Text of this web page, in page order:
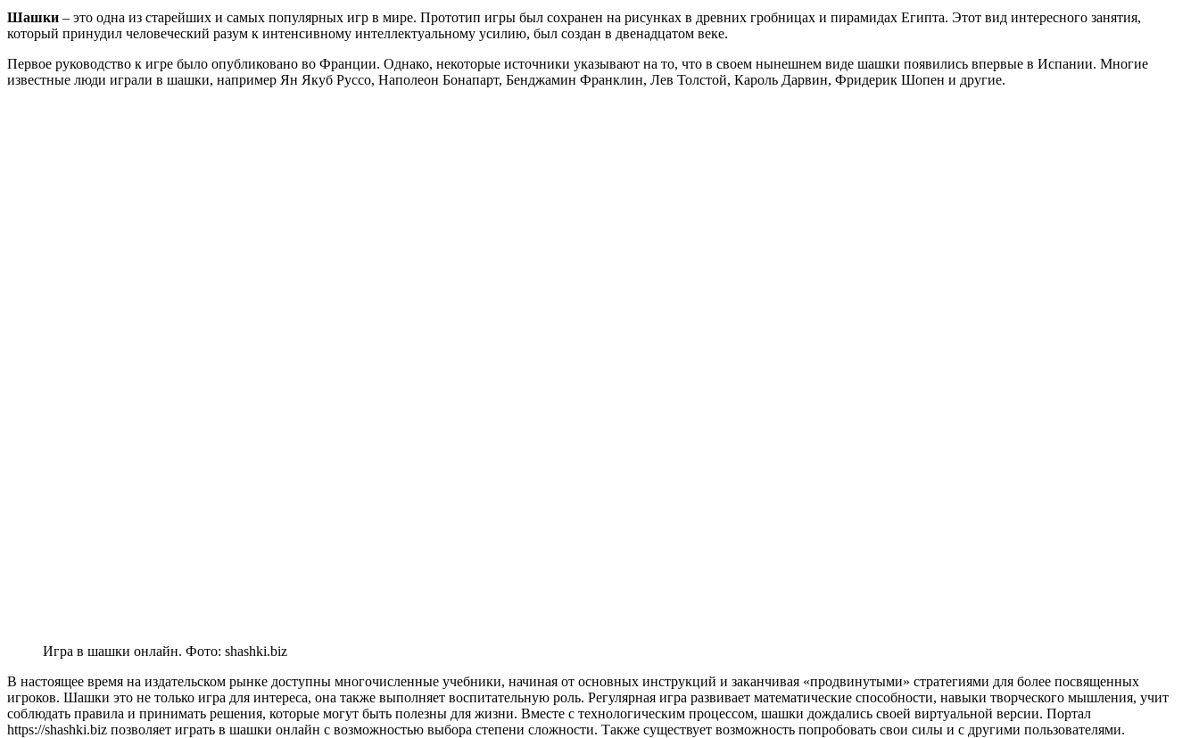
Шашки – это одна из старейших и самых популярных игр в мире. Прототип игры был сохранен на рисунках в древних гробницах и пирамидах Египта. Этот вид интересного занятия,
который принудил человеческий разум к интенсивному интеллектуальному усилию, был создан в двенадцатом веке.
Первое руководство к игре было опубликовано во Франции. Однако, некоторые источники указывают на то, что в своем нынешнем виде шашки появились впервые в Испании. Многие
известные люди играли в шашки, например Ян Якуб Руссо, Наполеон Бонапарт, Бенджамин Франклин, Лев Толстой, Кароль Дарвин, Фридерик Шопен и другие.
Игра в шашки онлайн. Фото: shashki.biz
В настоящее время на издательском рынке доступны многочисленные учебники, начиная от основных инструкций и заканчивая «продвинутыми» стратегиями для более посвященных
игроков. Шашки это не только игра для интереса, она также выполняет воспитательную роль. Регулярная игра развивает математические способности, навыки творческого мышления, учит
соблюдать правила и принимать решения, которые могут быть полезны для жизни. Вместе с технологическим процессом, шашки дождались своей виртуальной версии. Портал
https://shashki.biz позволяет играть в шашки онлайн с возможностью выбора степени сложности. Также существует возможность попробовать свои силы и с другими пользователями.